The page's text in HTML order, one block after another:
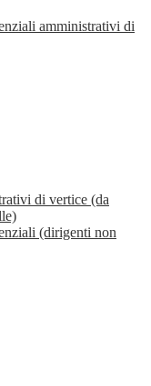
amministrativi di
di vertice (da
(dirigenti non